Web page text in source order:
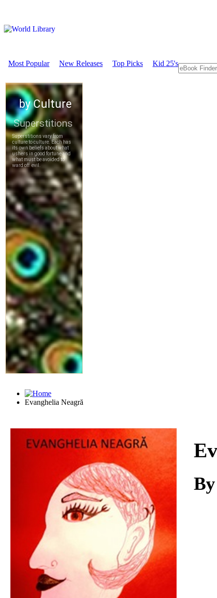
Most Popular New Releases Top Picks Kid 25's
Evanghelia Neagră
Download